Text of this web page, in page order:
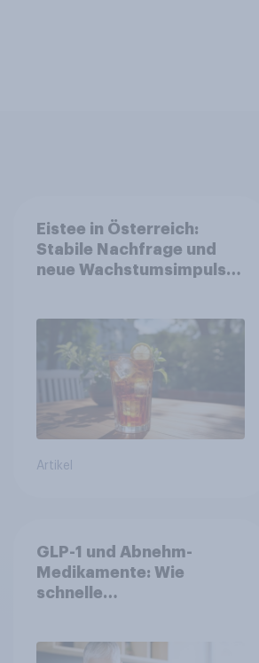
Eistee in Österreich:
Stabile Nachfrage und
neue Wachstumsimpulse
Artikel
GLP-1 und Abnehm-
Medikamente: Wie
schnelle
umgestalten